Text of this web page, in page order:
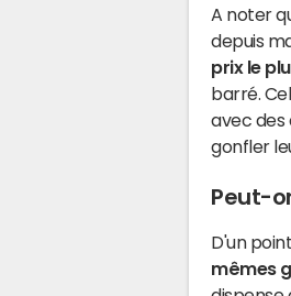
A noter
depuis
prix le
barré.
avec des
gonfler
Peut-
D'un
mêmes